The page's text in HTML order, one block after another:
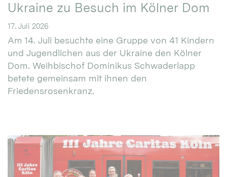
Ukraine zu Besuch im Kölner Dom
17. Juli 2026
Am 14. Juli besuchte eine Gruppe von 41 Kindern
und Jugendlichen aus der Ukraine den Kölner
Dom. Weihbischof Dominikus Schwaderlapp
betete gemeinsam mit ihnen den
Friedensrosenkranz.